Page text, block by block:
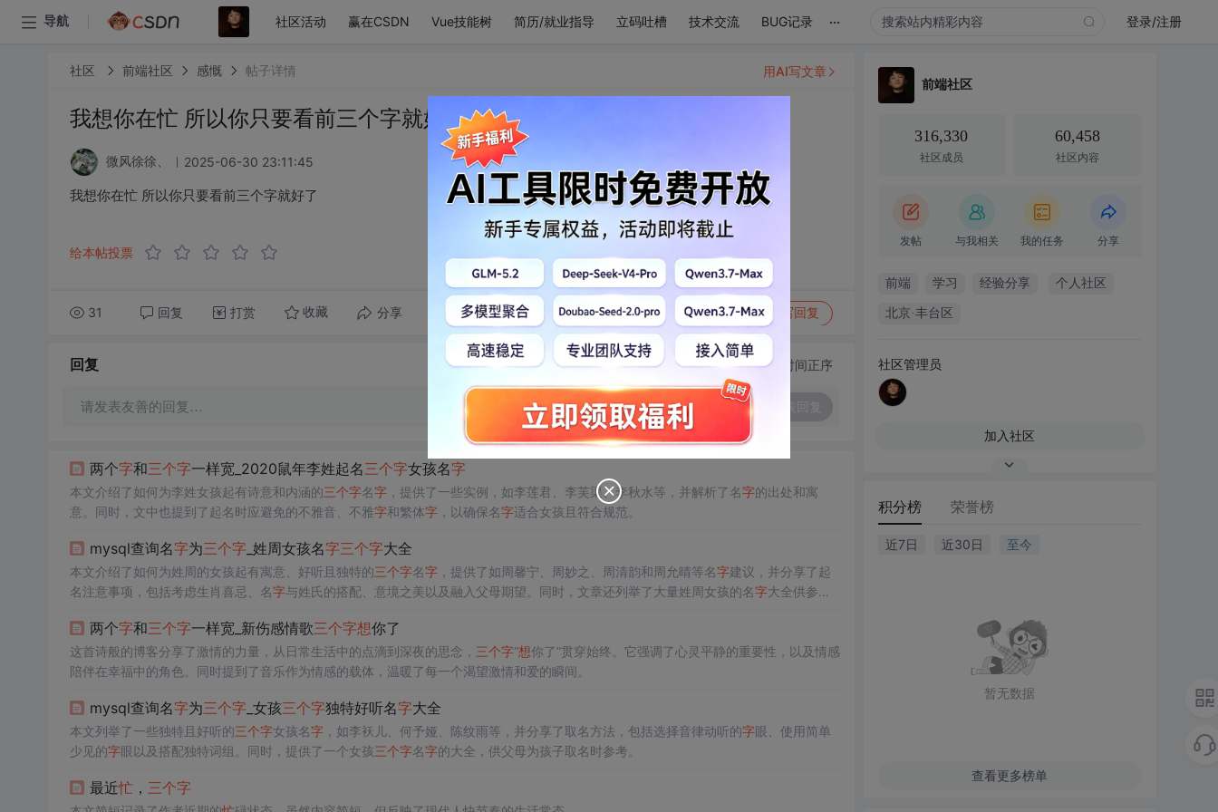
导航 社区活动 赢在CSDN Vue技能树 简历/就业指导 立码吐槽 技术交流 BUG记录 ... 登录/注册
社区 前端社区 感慨 帖子详情
我想你在忙 所以你只要看前三个字就好了
微风徐徐、 2025-06-30 23:11:45
我想你在忙 所以你只要看前三个字就好了
给本帖投票
31 回复 打赏 收藏 分享 转发到动态 举报 写回复
用AI写文章
回复 切换为时间正序
请发表友善的回复…
两个字和三个字一样宽_2020鼠年李姓起名三个字女孩名字
本文介绍了如何为李姓女孩起有诗意和内涵的三个字名字，提供了一些实例，如李莲君、李芙渠、李秋水等，并解析了名字的出处和寓
意。同时，文中也提到了起名时应避免的不雅音、不雅字和繁体字，以确保名字适合女孩且符合规范。
mysql查询名字为三个字 _姓周女孩名字三个字大全
本文介绍了如何为姓周的女孩起有寓意、好听且独特的三个字名字，提供了如周馨宁、周妙之、周清韵和周允晴等名字建议，并分享了起
名注意事项，包括考虑生肖喜忌、名字与姓氏的搭配、意境之美以及融入父母期望。同时，文章还列举了大量姓周女孩的名字大全供参
两个字和三个字一样宽_新伤感情歌三个字想你了
这首诗般的博客分享了激情的力量，从日常生活中的点滴到深夜的思念， 三个字“想你了”贯穿始终。它强调了心灵平静的重要性，以及情感
陪伴在幸福中的角色。同时提到了音乐作为情感的载体，温暖了每一个渴望激情和爱的瞬间。
mysql查询名字为三个字 _女孩三个字独特好听名字大全
本文列举了一些独特且好听的三个字女孩名字，如李袄儿、何予娅、陈纹雨等，并分享了取名方法，包括选择音律动听的字眼、使用简单
少见的字眼以及搭配独特词组。同时，提供了一个女孩三个字名字的大全，供父母为孩子取名时参考。
最近忙， 三个字
前端社区
316,330
社区成员
60,458
社区内容
发帖 与我相关 我的任务 分享
前端 学习 经验分享 个人社区
北京·丰台区
社区管理员
加入社区
积分榜 荣誉榜
近7日 近30日 至今
暂无数据
查看更多榜单